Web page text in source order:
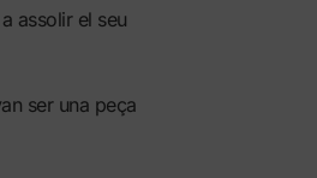
assolir el seu
ser una peça